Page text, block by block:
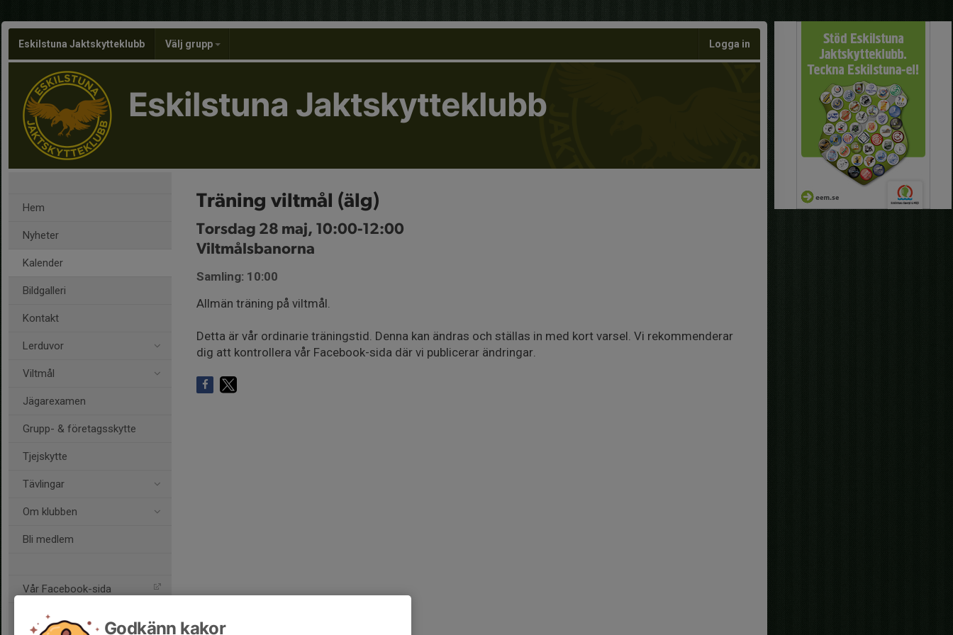
Eskilstuna Jaktskytteklubb Välj grupp Logga in
Eskilstuna Jaktskytteklubb
Hem
Nyheter
Kalender
Bildgalleri
Kontakt
Lerduvor
Viltmål
Jägarexamen
Grupp- & företagsskytte
Tjejskytte
Tävlingar
Om klubben
Bli medlem
Vår Facebook-sida
Träning viltmål (älg)
Torsdag 28 maj, 10:00-12:00
Viltmålsbanorna
Samling: 10:00
Allmän träning på viltmål.
Detta är vår ordinarie träningstid. Denna kan ändras och ställas in med kort varsel. Vi rekommenderar
dig att kontrollera vår Facebook-sida där vi publicerar ändringar.
Godkänn kakor